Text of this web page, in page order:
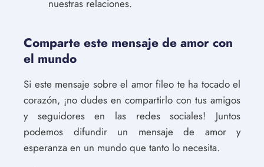
nuestras relaciones.
Comparte este mensaje de amor con
el mundo
Si este mensaje sobre el amor fileo te ha tocado el
corazón, ¡no dudes en compartirlo con tus amigos
y seguidores en las redes sociales! Juntos
podemos difundir un mensaje de amor y
esperanza en un mundo que tanto lo necesita.